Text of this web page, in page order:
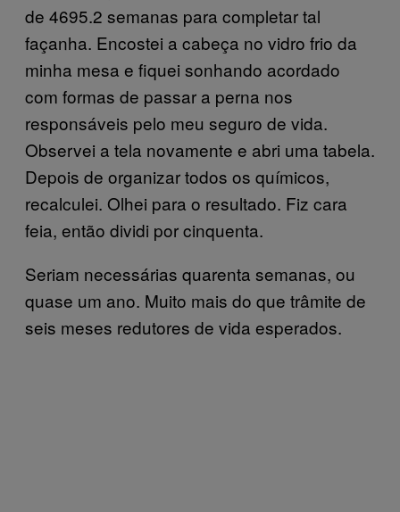
de 4695.2 semanas para completar tal
façanha. Encostei a cabeça no vidro frio da
minha mesa e fiquei sonhando acordado
com formas de passar a perna nos
responsáveis pelo meu seguro de vida.
Observei a tela novamente e abri uma tabela.
Depois de organizar todos os químicos,
recalculei. Olhei para o resultado. Fiz cara
feia, então dividi por cinquenta.
Seriam necessárias quarenta semanas, ou
quase um ano. Muito mais do que trâmite de
seis meses redutores de vida esperados.